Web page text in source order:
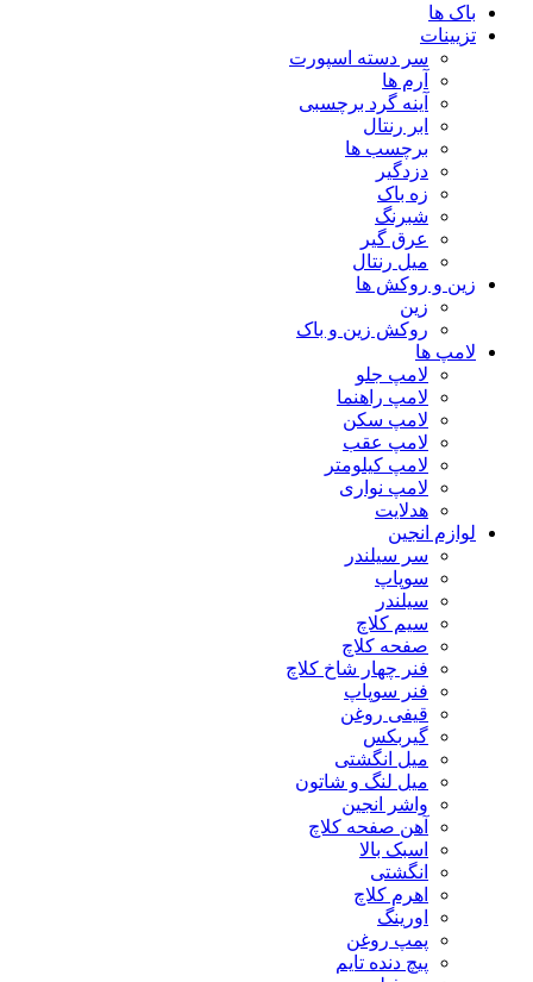
باک ها
تزیینات
سر دسته اسپورت
آرم ها
آینه گرد برچسبی
ابر رنتال
برچسب ها
دزدگیر
زه باک
شبرنگ
عرق گیر
میل رنتال
زین و روکش ها
زین
روکش زین و باک
لامپ ها
لامپ جلو
لامپ راهنما
لامپ سکن
لامپ عقب
لامپ کیلومتر
لامپ نواری
هدلایت
لوازم انجین
سر سیلندر
سوپاپ
سیلندر
سیم کلاچ
صفحه کلاچ
فنر چهار شاخ کلاچ
فنر سوپاپ
قیفی روغن
گیربکس
میل انگشتی
میل لنگ و شاتون
واشر انجین
آهن صفحه کلاچ
اسبک بالا
انگشتی
اهرم کلاچ
اورینگ
پمپ روغن
پیچ دنده تایم